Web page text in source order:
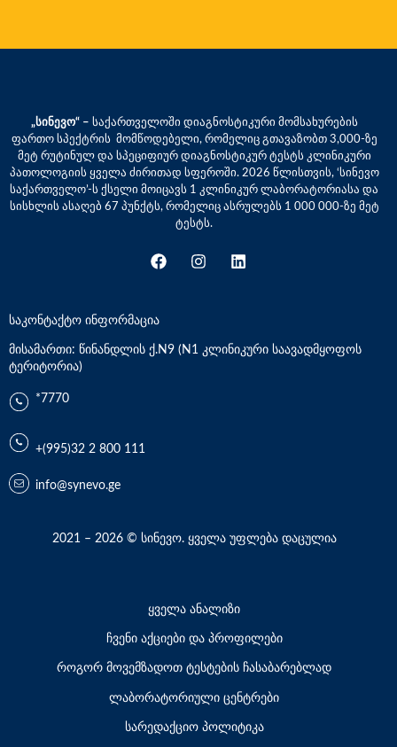
„სინევო“ – საქართველოში დიაგნოსტიკური მომსახურების
ფართო სპექტრის მომწოდებელი, რომელიც გთავაზობთ 3,000-ზე
მეტ რუტინულ და სპეციფიურ დიაგნოსტიკურ ტესტს კლინიკური
პათოლოგიის ყველა ძირითად სფეროში. 2026 წლისთვის, ‘სინევო
საქართველო’-ს ქსელი მოიცავს 1 კლინიკურ ლაბორატორიასა და
სისხლის ასაღებ 67 პუნქტს, რომელიც ასრულებს 1 000 000-ზე მეტ
ტესტს.
საკონტაქტო ინფორმაცია
მისამართი: წინანდლის ქ.N9 (N1 კლინიკური საავადმყოფოს
ტერიტორია)
*7770
+(995)32 2 800 111
info@synevo.ge
2021 – 2026 © სინევო. ყველა უფლება დაცულია
ყველა ანალიზი
ჩვენი აქციები და პროფილები
როგორ მოვემზადოთ ტესტების ჩასაბარებლად
ლაბორატორიული ცენტრები
სარედაქციო პოლიტიკა